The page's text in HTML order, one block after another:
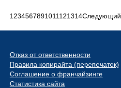
1 234567891011121314Следующий
Отказ от ответственности
Правила копирайта (перепечаток)
Соглашение о франчайзинге
Статистика сайта